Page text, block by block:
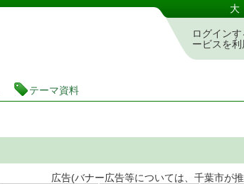
約システム 大
ログイン
ービスを利
テーマ資料
については、千葉市が推奨等をす